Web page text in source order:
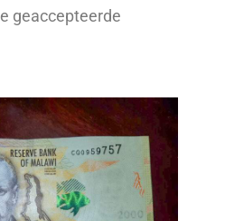
geaccepteerde